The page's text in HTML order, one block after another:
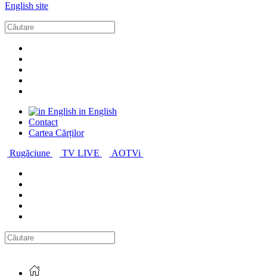
English site
in English
Contact
Cartea Cărților
Rugăciune
TV LIVE AOTVi